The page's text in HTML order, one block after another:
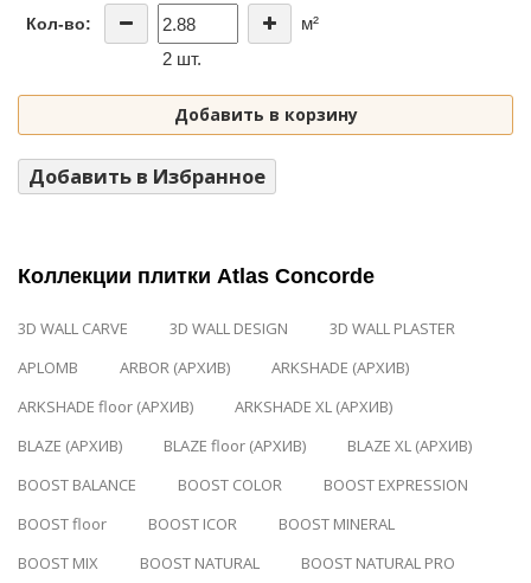
Кол-во:
м²
2 шт.
Добавить в корзину
Добавить в Избранное
Коллекции плитки Atlas Concorde
3D WALL CARVE 3D WALL DESIGN
3D WALL PLASTER
APLOMB
ARBOR (АРХИВ)
ARKSHADE (АРХИВ)
ARKSHADE floor (АРХИВ)
ARKSHADE XL (АРХИВ)
BLAZE (АРХИВ)
BLAZE floor (АРХИВ)
BLAZE XL (АРХИВ)
BOOST BALANCE
BOOST COLOR
BOOST EXPRESSION
BOOST floor
BOOST ICOR
BOOST MINERAL
BOOST MIX
BOOST NATURAL
BOOST NATURAL PRO